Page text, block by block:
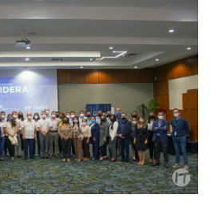
CHILE
ARGENTINA
MÉXICO